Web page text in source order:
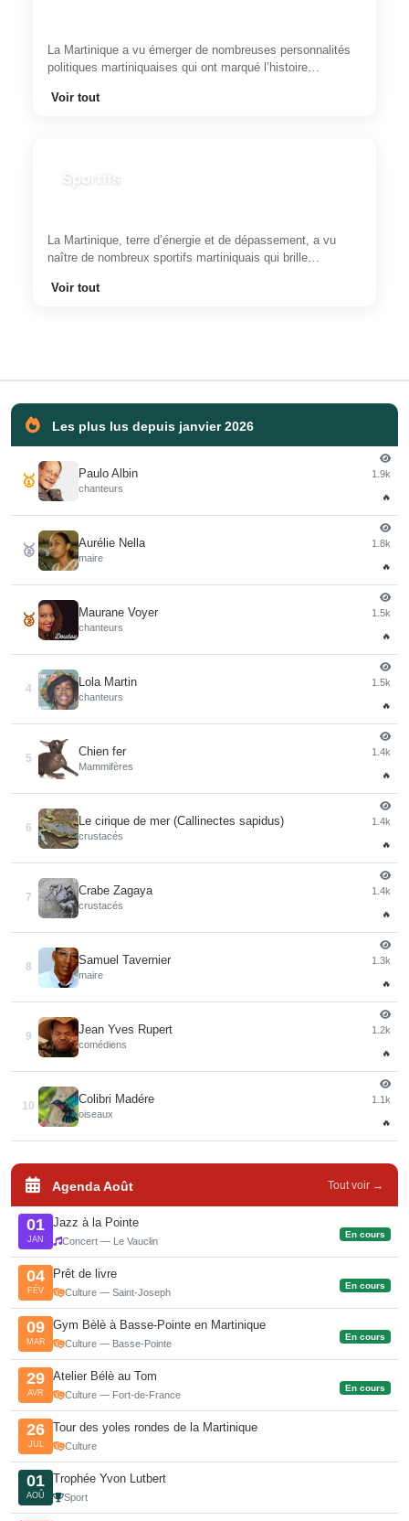
La Martinique a vu émerger de nombreuses personnalités
politiques martiniquaises qui ont marqué l’histoire…
Voir tout
Sportifs
La Martinique, terre d’énergie et de dépassement, a vu
naître de nombreux sportifs martiniquais qui brille…
Voir tout
Les plus lus depuis janvier 2026
🥇 Paulo Albin
chanteurs
1.9k
🔥
🥈 Aurélie Nella
maire
1.8k
🔥
🥉 Maurane Voyer
chanteurs
1.5k
🔥
4
Lola Martin
chanteurs
1.5k
🔥
5
Chien fer
Mammifères
1.4k
🔥
6
Le cirique de mer (Callinectes sapidus)
crustacés
1.4k
🔥
7
Crabe Zagaya
crustacés
1.4k
🔥
8
Samuel Tavernier
maire
1.3k
🔥
9
Jean Yves Rupert
comédiens
1.2k
🔥
10
Colibri Madére
oiseaux
1.1k
🔥
Agenda Août Tout voir →
01
JAN
Jazz à la Pointe
Concert — Le Vauclin
En cours
04
FÉV
Prêt de livre
Culture — Saint-Joseph
En cours
09
MAR
Gym Bèlè à Basse-Pointe en Martinique
Culture — Basse-Pointe
En cours
29
AVR
Atelier Bélè au Tom
Culture — Fort-de-France
En cours
26
JUL
Tour des yoles rondes de la Martinique
Culture
01
AOÛ
Trophée Yvon Lutbert
Sport